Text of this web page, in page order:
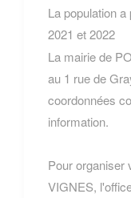
La population
2021 et 2022
La mairie de
au 1 rue de
coordonnées
information.
Pour organiser
VIGNES,